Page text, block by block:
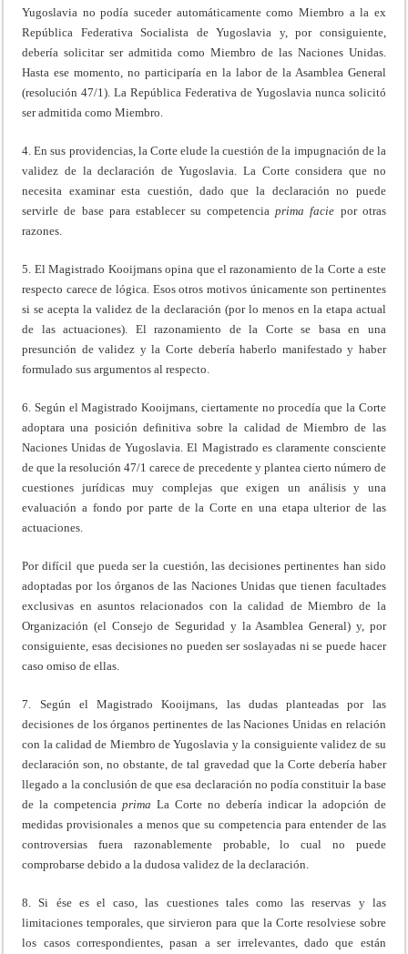
Yugoslavia no podía suceder automáticamente como Miembro a la ex
República Federativa Socialista de Yugoslavia y, por consiguiente,
debería solicitar ser admitida como Miembro de las Naciones Unidas.
Hasta ese momento, no participaría en la labor de la Asamblea General
(resolución 47/1). La República Federativa de Yugoslavia nunca solicitó
ser admitida como Miembro.
4. En sus providencias, la Corte elude la cuestión de la impugnación de la
validez de la declaración de Yugoslavia. La Corte considera que no
necesita examinar esta cuestión, dado que la declaración no puede
servirle de base para establecer su competenciaprimafacie por otras
razones.
5. El Magistrado Kooijmans opina que el razonamiento de la Corte a este
respecto carece de lógica. Esos otros motivos únicamente son pertinentes
si se acepta la validez de la declaración (por lo menos en la etapa actual
de las actuaciones). El razonamiento de la Corte se basa en una
presunción de validez y la Corte debería haberlo manifestado y haber
formulado sus argumentos al respecto.
6. Según el Magistrado Kooijmans, ciertamente no procedía que la Corte
adoptara una posición definitiva sobre la calidad de Miembro de las
Naciones Unidas de Yugoslavia. El Magistrado es claramente consciente
de que la resolución 47/1 carece de precedente y plantea cierto número de
cuestiones jurídicas muy complejas que exigen un análisis y una
evaluación a fondo por parte de la Corte en una etapa ulterior de las
actuaciones.
Por difícil que pueda ser la cuestión, las decisiones pertinentes han sido
adoptadas por los órganos de las Naciones Unidas que tienen facultades
exclusivas en asuntos relacionados con la calidad de Miembro de la
Organización (el Consejo de Seguridad y la Asamblea General) y, por
consiguiente, esas decisiones no pueden ser soslayadas ni se puede hacer
caso omiso de ellas.
7. Según el Magistrado Kooijmans, las dudas planteadas por las
decisiones de los órganos pertinentes de las Naciones Unidas en relación
con la calidad de Miembro de Yugoslavia y la consiguiente validez de su
declaración son, no obstante, de tal gravedad que la Corte debería haber
llegado a la conclusión de que esa declaración no podía constituir la base
de la competenciaprimaLa Corte no debería indicar la adopción de
medidas provisionales a menos que su competencia para entender de las
controversias fuera razonablemente probable, lo cual no puede
comprobarse debido a la dudosa validez de la declaración.
8. Si ése es el caso, las cuestiones tales como las reservas y las
limitaciones temporales, que sirvieron para que la Corte resolviese sobre
los casos correspondientes, pasan a ser irrelevantes, dado que están